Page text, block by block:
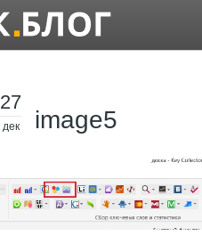
27
дек image5